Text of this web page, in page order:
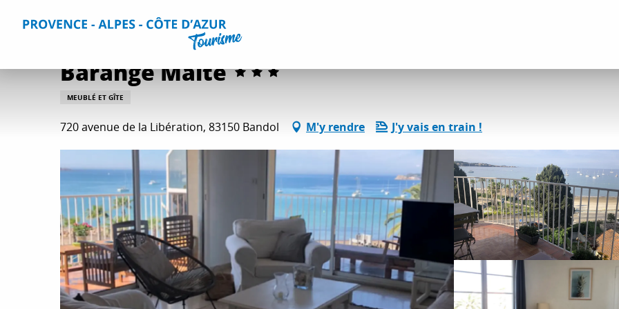
Accueil Séjourner Hébergements
Barange Maité
MEUBLÉ ET GÎTE
720 avenue de la Libération, 83150 Bandol M'y rendre J'y vais en train !